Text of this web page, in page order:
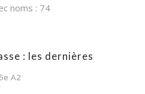
noms : 74
: les dernières
A2